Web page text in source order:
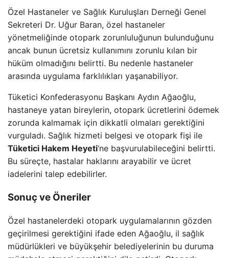
Özel Hastaneler ve Sağlık Kuruluşları Derneği Genel
Sekreteri Dr. Uğur Baran, özel hastaneler
yönetmeliğinde otopark zorunluluğunun bulunduğunu
ancak bunun ücretsiz kullanımını zorunlu kılan bir
hüküm olmadığını belirtti. Bu nedenle hastaneler
arasında uygulama farklılıkları yaşanabiliyor.
Tüketici Konfederasyonu Başkanı Aydın Ağaoğlu,
hastaneye yatan bireylerin, otopark ücretlerini ödemek
zorunda kalmamak için dikkatli olmaları gerektiğini
vurguladı. Sağlık hizmeti belgesi ve otopark fişi ile
Tüketici Hakem Heyeti‘ne başvurulabileceğini belirtti.
Bu süreçte, hastalar haklarını arayabilir ve ücret
iadelerini talep edebilirler.
Sonuç ve Öneriler
Özel hastanelerdeki otopark uygulamalarının gözden
geçirilmesi gerektiğini ifade eden Ağaoğlu, il sağlık
müdürlükleri ve büyükşehir belediyelerinin bu duruma